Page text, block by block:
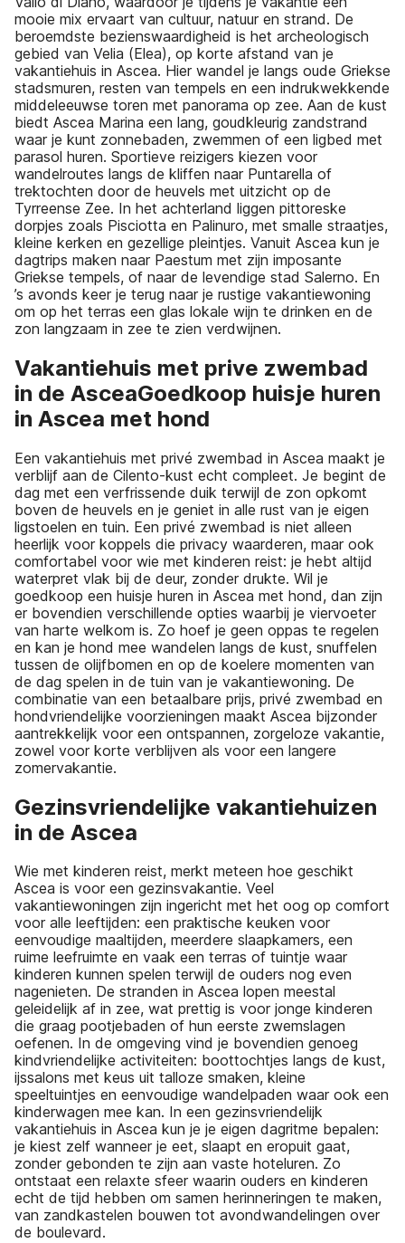
mooie mix ervaart van cultuur, natuur en strand. De
beroemdste bezienswaardigheid is het archeologisch
gebied van Velia (Elea), op korte afstand van je
vakantiehuis in Ascea. Hier wandel je langs oude Griekse
stadsmuren, resten van tempels en een indrukwekkende
middeleeuwse toren met panorama op zee. Aan de kust
biedt Ascea Marina een lang, goudkleurig zandstrand
waar je kunt zonnebaden, zwemmen of een ligbed met
parasol huren. Sportieve reizigers kiezen voor
wandelroutes langs de kliffen naar Puntarella of
trektochten door de heuvels met uitzicht op de
Tyrreense Zee. In het achterland liggen pittoreske
dorpjes zoals Pisciotta en Palinuro, met smalle straatjes,
kleine kerken en gezellige pleintjes. Vanuit Ascea kun je
dagtrips maken naar Paestum met zijn imposante
Griekse tempels, of naar de levendige stad Salerno. En
’s avonds keer je terug naar je rustige vakantiewoning
om op het terras een glas lokale wijn te drinken en de
zon langzaam in zee te zien verdwijnen.
Vakantiehuis met prive zwembad
in de AsceaGoedkoop huisje huren
in Ascea met hond
Een vakantiehuis met privé zwembad in Ascea maakt je
verblijf aan de Cilento-kust echt compleet. Je begint de
dag met een verfrissende duik terwijl de zon opkomt
boven de heuvels en je geniet in alle rust van je eigen
ligstoelen en tuin. Een privé zwembad is niet alleen
heerlijk voor koppels die privacy waarderen, maar ook
comfortabel voor wie met kinderen reist: je hebt altijd
waterpret vlak bij de deur, zonder drukte. Wil je
goedkoop een huisje huren in Ascea met hond, dan zijn
er bovendien verschillende opties waarbij je viervoeter
van harte welkom is. Zo hoef je geen oppas te regelen
en kan je hond mee wandelen langs de kust, snuffelen
tussen de olijfbomen en op de koelere momenten van
de dag spelen in de tuin van je vakantiewoning. De
combinatie van een betaalbare prijs, privé zwembad en
hondvriendelijke voorzieningen maakt Ascea bijzonder
aantrekkelijk voor een ontspannen, zorgeloze vakantie,
zowel voor korte verblijven als voor een langere
zomervakantie.
Gezinsvriendelijke vakantiehuizen
in de Ascea
Wie met kinderen reist, merkt meteen hoe geschikt
Ascea is voor een gezinsvakantie. Veel
vakantiewoningen zijn ingericht met het oog op comfort
voor alle leeftijden: een praktische keuken voor
eenvoudige maaltijden, meerdere slaapkamers, een
ruime leefruimte en vaak een terras of tuintje waar
kinderen kunnen spelen terwijl de ouders nog even
nagenieten. De stranden in Ascea lopen meestal
geleidelijk af in zee, wat prettig is voor jonge kinderen
die graag pootjebaden of hun eerste zwemslagen
oefenen. In de omgeving vind je bovendien genoeg
kindvriendelijke activiteiten: boottochtjes langs de kust,
ijssalons met keus uit talloze smaken, kleine
speeltuintjes en eenvoudige wandelpaden waar ook een
kinderwagen mee kan. In een gezinsvriendelijk
vakantiehuis in Ascea kun je je eigen dagritme bepalen:
je kiest zelf wanneer je eet, slaapt en eropuit gaat,
zonder gebonden te zijn aan vaste hoteluren. Zo
ontstaat een relaxte sfeer waarin ouders en kinderen
echt de tijd hebben om samen herinneringen te maken,
van zandkastelen bouwen tot avondwandelingen over
de boulevard.